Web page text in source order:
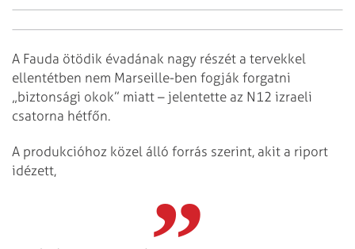
A Fauda ötödik évadának nagy részét a tervekkel
ellentétben nem Marseille-ben fogják forgatni
„biztonsági okok” miatt – jelentette az N12 izraeli
csatorna hétfőn.
A produkcióhoz közel álló forrás szerint, akit a riport
idézett,